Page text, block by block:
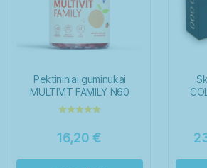
Pektininiai guminukai
MULTIVIT FAMILY N60
16,20 €